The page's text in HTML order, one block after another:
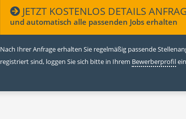
JETZT KOSTENLOS DETAILS
und automatisch alle passenden Jobs erhalten
Nach Ihrer Anfrage erhalten Sie regelmäßig passende
registriert sind, loggen Sie sich bitte in Ihrem Bewerberprofil